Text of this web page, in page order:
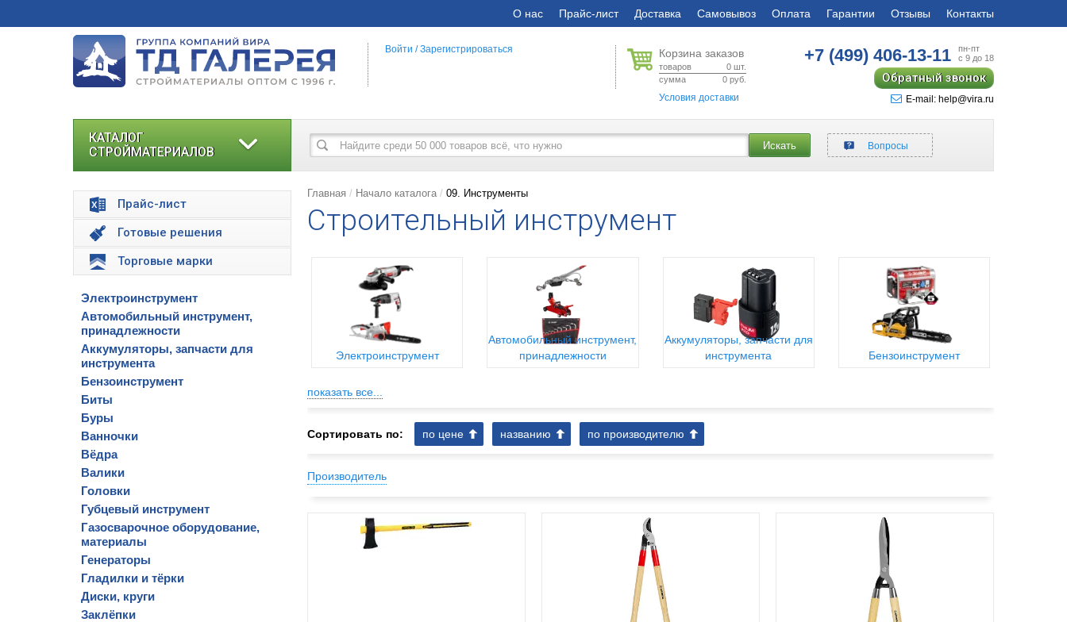
О нас Прайс-лист Доставка Самовывоз Оплата Гарантии Отзывы Контакты
Корзина заказов
товаров 0 шт.
сумма
0 руб.
Условия доставки
+7 (499)406-13-11
пн-пт
с 9 до 18
Обратный звонок
E-mail: help@vira.ru
Войти /Зарегистрироваться
КАТАЛОГ
СТРОЙМАТЕРИАЛОВ
Прайс-лист
Готовые решения
Торговые марки
Электроинструмент
Автомобильный инструмент,
принадлежности
Аккумуляторы, запчасти для
инструмента
Бензоинструмент
Биты
Буры
Ванночки
Вёдра
Валики
Головки
Губцевый инструмент
Газосварочное оборудование,
материалы
Генераторы
Гладилки и тёрки
Диски, круги
Заклёпки
Искать Вопросы
Главная Начало каталога 09. Инструменты
Строительный инструмент
Электроинструмент
Автомобильный инструмент,
принадлежности
Аккумуляторы, запчасти для
инструмента
Бензоинструмент
показать все...
Сортировать по: по цене названию по производителю
Производитель